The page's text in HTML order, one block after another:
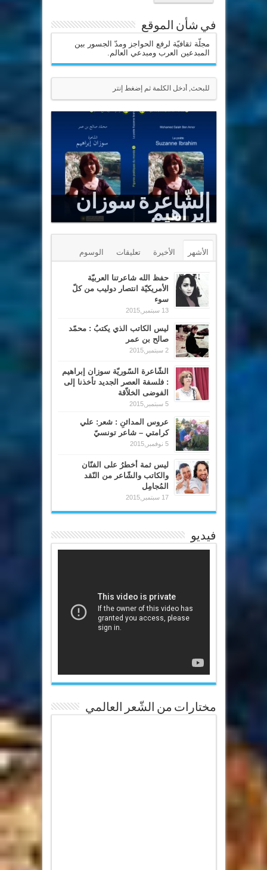
في شأن الموقع
مجلّة ثقافيّة لرفع الحواجز ومدّ الجسور بين
المبدعين العرب ومبدعي العالم.
الشّاعرة سوزان
إبراهيم
Le Sommet est un puits renversé
الأشهر الأخيرة تعليقات الوسوم
حفظ الله شاعرتنا العربيّة
الأمريكيّة انتصار دوليب من كلّ
سوء
13 سبتمبر,2015
ليس الكاتب الذي يكتبُ : محمّد
صالح بن عمر
2 سبتمبر,2015
الشّاعرة السّوريّة سوزان إبراهيم
: فلسفة العصر الجديد تأخذنا إلى
الفوضى الخلاّقة
5 سبتمبر,2015
عروس المدائنِ : شعر: علي
كرامتي – شاعر تونسيّ
5 نوفمبر,2015
ليس ثمة أخطرُ على الفنّان
والكاتب والشّاعر من النّقد
المُجامِل
17 سبتمبر,2015
فيديو
مختارات من الشّعر العالمي